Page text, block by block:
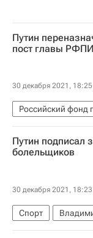
Путин
пост главы РФПИ
30 декабря 2021, 18:25
Российский фонд
Экономика
Кирилл Дмитриев
Путин подписал
болельщиков
30 декабря 2021, 18:23
Спорт